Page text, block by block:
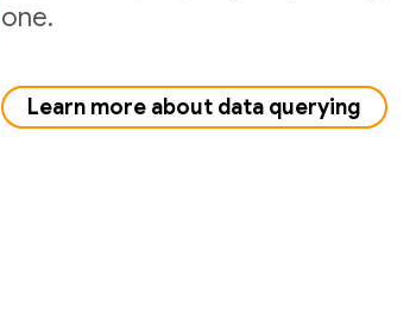
one.
Learn more about data querying